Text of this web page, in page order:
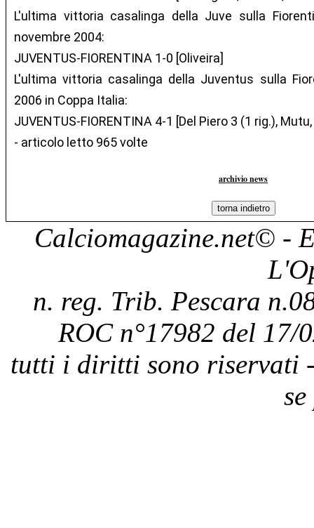
L'ultima vittoria casalinga della Juve sulla
novembre 2004:
JUVENTUS-FIORENTINA 1-0 [Oliveira]
L'ultima vittoria casalinga della Juventus sulla
2006 in Coppa Italia:
JUVENTUS-FIORENTINA 4-1 [Del Piero 3 (1 rig.),
- articolo letto 965 volte
archivio news
Calciomagazine.net© -
n. reg. Trib. Pescara
ROC n°17982 del 17/
tutti i diritti sono riservati